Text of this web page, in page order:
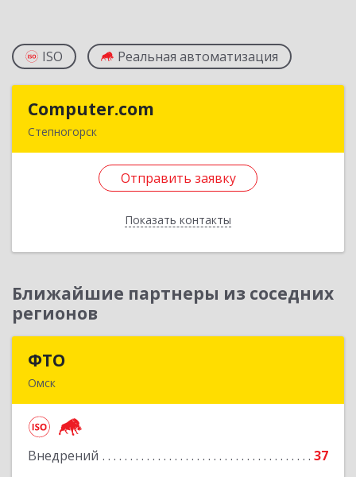
ISO Реальная автоматизация
Computer.com
Степногорск
Отправить заявку
Показать контакты
Степногорск, 3, дом № 41
Ближайшие партнеры из соседних
регионов
ФТО
Омск
Внедрений
37
Подробнее